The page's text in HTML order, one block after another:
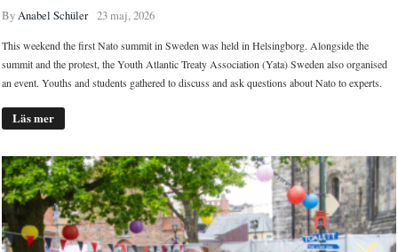
ByAnabel Schüler 23 maj, 2026
This weekend the first Nato summit in Sweden was held in Helsingborg. Alongside the
summit and the protest, the Youth Atlantic Treaty Association (Yata) Sweden also organised
an event. Youths and students gathered to discuss and ask questions about Nato to experts.
Läs mer